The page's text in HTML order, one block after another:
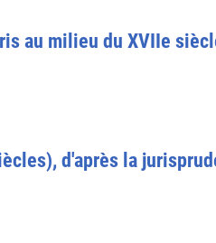
au milieu du XVIIe
d'après la